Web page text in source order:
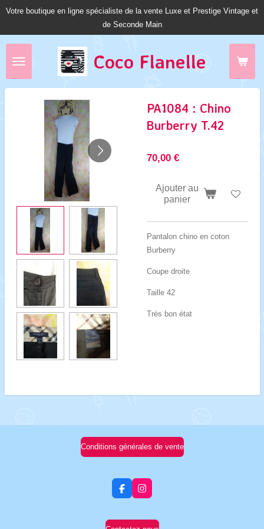
Passer
Coco Flanelle
Votre boutique en ligne spécialiste de la vente Luxe et Prestige Vintage et
de Seconde Main
PA1084 : Chino
Burberry T.42
70,00 €
Ajouter au
panier
Pantalon chino en coton
Burberry
Coupe droite
Taille 42
Très bon état
Conditions générales de vente
F
a
e
b
I
n
t
a